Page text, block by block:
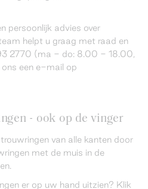
persoonlijk advies over
helpt u graag met raad en
2770 (ma - do: 8.00 - 18.00,
een e-mail op
- ook op de vinger
van alle kanten door
met de muis in de
er op uw hand uitzien? Klik